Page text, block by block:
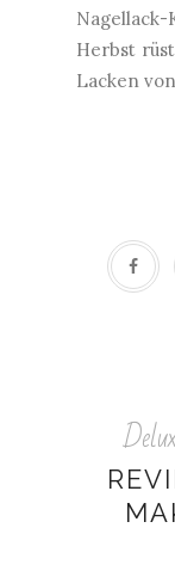
Herbst
Lacken